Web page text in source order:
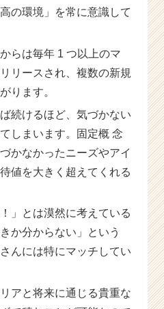
の環境」を常に意識して
らは毎年 1 つ以上のマ
リースされ、複数の新規
ります。
続けるほど、気づかない
しまいます。固定概 念
かなかったニーズやアイ
値を大きく超えてくれる
」とは漠然に考えている
か分からない」という
んには特にマッチしてい
アと将来に通じる貴重な